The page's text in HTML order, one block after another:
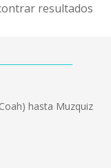
resultados
hasta Muzquiz